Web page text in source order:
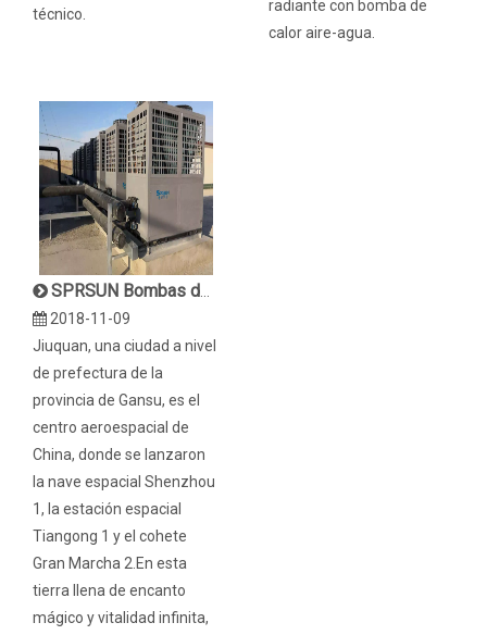
técnico.
radiante con bomba de
calor aire-agua.
SPRSUN Bombas de calor EVI aplicadas en un proyecto de calefacción de 15000㎡
2018-11-09
Jiuquan, una ciudad a nivel
de prefectura de la
provincia de Gansu, es el
centro aeroespacial de
China, donde se lanzaron
la nave espacial Shenzhou
1, la estación espacial
Tiangong 1 y el cohete
Gran Marcha 2.En esta
tierra llena de encanto
mágico y vitalidad infinita,